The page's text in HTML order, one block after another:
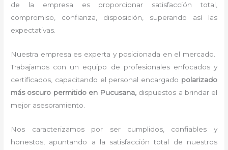
de la empresa es proporcionar satisfacción total,
compromiso, confianza, disposición, superando así las
expectativas.
Nuestra empresa es experta y posicionada en el mercado.
Trabajamos con un equipo de profesionales enfocados y
certificados, capacitando el personal encargado polarizado
más oscuro permitido en Pucusana, dispuestos a brindar el
mejor asesoramiento.
Nos caracterizamos por ser cumplidos, confiables y
honestos, apuntando a la satisfacción total de nuestros